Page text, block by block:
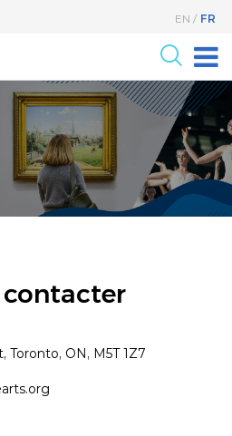
EN FR
les Arts
le milieu des Affaires
contacter
Toronto, ON, M5T 1Z7